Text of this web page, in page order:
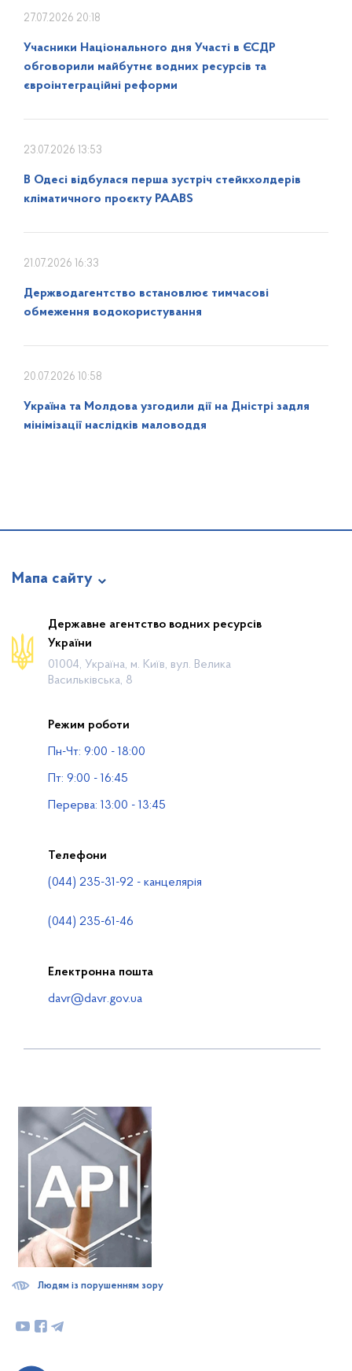
27.07.2026 20:18
Учасники Національного дня Участі в ЄСДР
обговорили майбутнє водних ресурсів та
євроінтеграційні реформи
23.07.2026 13:53
В Одесі відбулася перша зустріч стейкхолдерів
кліматичного проєкту PAABS
21.07.2026 16:33
Держводагентство встановлює тимчасові
обмеження водокористування
20.07.2026 10:58
Україна та Молдова узгодили дії на Дністрі задля
мінімізації наслідків маловоддя
Мапа сайту
Про відомство
Діяльність
Громадянам
Публічна інформація
Водогосподарські організації
Державне агентство водних ресурсів
України
01004, Україна, м. Київ, вул. Велика
Васильківська, 8
Режим роботи
Пн-Чт: 9:00 - 18:00
Пт: 9:00 - 16:45
Перерва: 13:00 - 13:45
Телефони
(044) 235-31-92 - канцелярія
(044) 235-61-46
Електронна пошта
davr@davr.gov.ua
Людям із порушенням зору